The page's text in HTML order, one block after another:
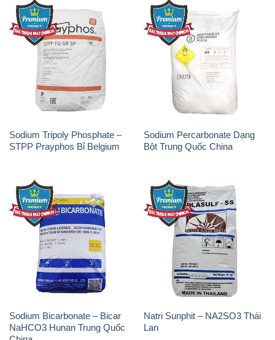
Sodium Tripoly Phosphate –
STPP Prayphos Bỉ Belgium
Sodium Percarbonate Dạng
Bột Trung Quốc China
Sodium Bicarbonate – Bicar
NaHCO3 Hunan Trung Quốc
Natri Sunphit – NA2SO3 Thái
Lan